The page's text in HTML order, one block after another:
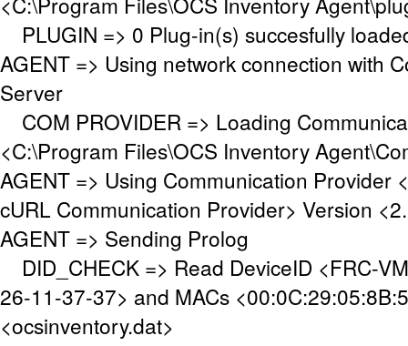
PLUGIN => 0 Plug-in(s) succesfully
AGENT => Using network connection with
Server
COM PROVIDER => Loading
<C:\Program Files\OCS Inventory
AGENT => Using Communication Provider
cURL Communication Provider> Version
AGENT => Sending Prolog
DID_CHECK => Read DeviceID <FRC-
26-11-37-37> and MACs
<ocsinventory.dat>